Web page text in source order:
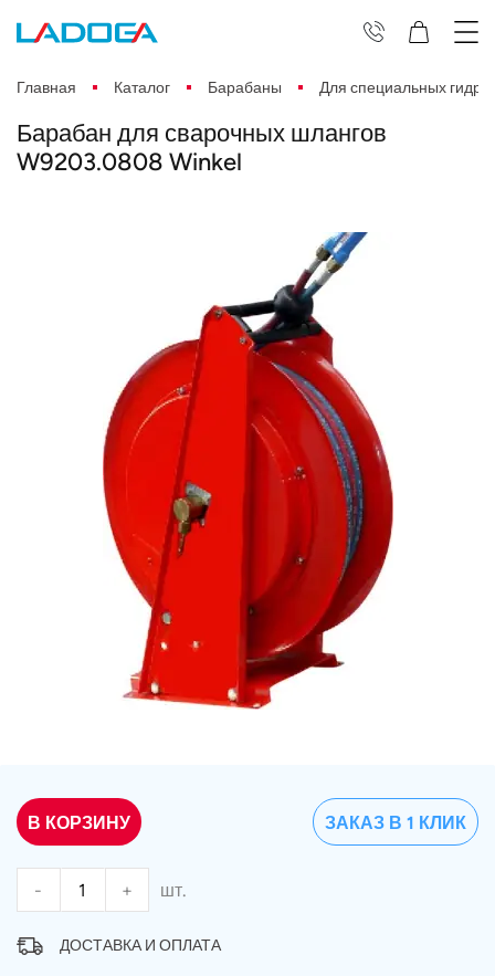
Главная Каталог Барабаны Для специальных
Барабан для сварочных шлангов
W9203.0808 Winkel
В КОРЗИНУ
- + шт.
ЗАКАЗ В 1 КЛИК
ДОСТАВКА И ОПЛАТА